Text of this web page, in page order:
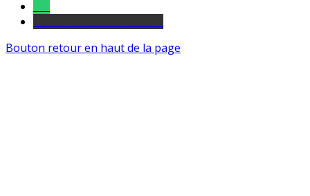
Bouton retour en haut de la page